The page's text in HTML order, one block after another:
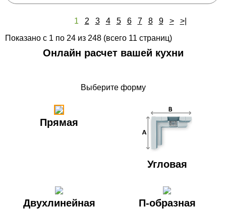
1 2 3 4 5 6 7 8 9 >
>|
Показано с 1 по 24 из 248 (всего 11 страниц)
Онлайн расчет вашей кухни
Выберите форму
Прямая
Угловая
Двухлинейная П-образная